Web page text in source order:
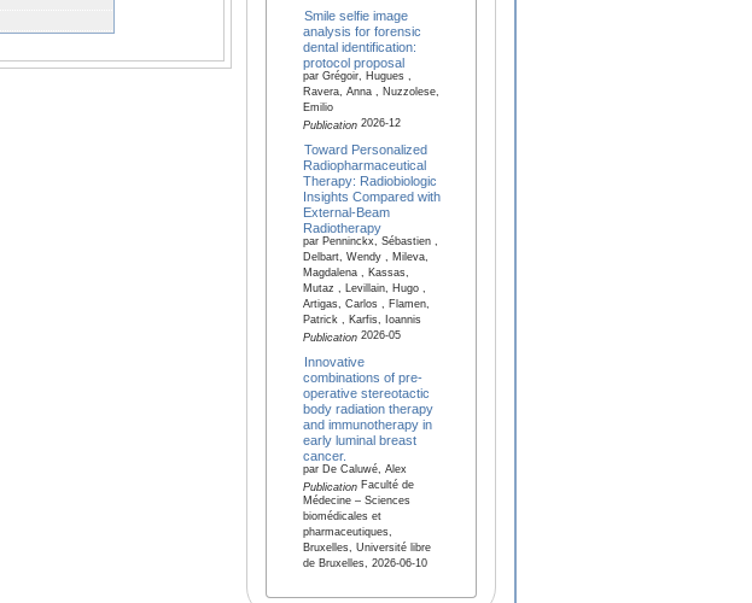
Smile selfie image
analysis for forensic
dental identification:
protocol proposal
par Grégoir, Hugues ,
Ravera, Anna , Nuzzolese,
Emilio
Publication2026-12
Toward Personalized
Radiopharmaceutical
Therapy: Radiobiologic
Insights Compared with
External-Beam
Radiotherapy
par Penninckx, Sébastien ,
Delbart, Wendy , Mileva,
Magdalena , Kassas,
Mutaz , Levillain, Hugo ,
Artigas, Carlos , Flamen,
Patrick , Karfis, Ioannis
Publication2026-05
Innovative
combinations of pre-
operative stereotactic
body radiation therapy
and immunotherapy in
early luminal breast
cancer.
par De Caluwé, Alex
PublicationFaculté de
Médecine – Sciences
biomédicales et
pharmaceutiques,
Bruxelles, Université libre
de Bruxelles, 2026-06-10